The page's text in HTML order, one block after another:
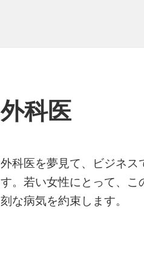
外科医
外科医を夢見て、ビジネス
す。若い女性にとって、
刻な病気を約束します。